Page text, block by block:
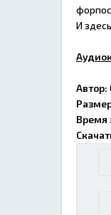
И
Автор:
Время